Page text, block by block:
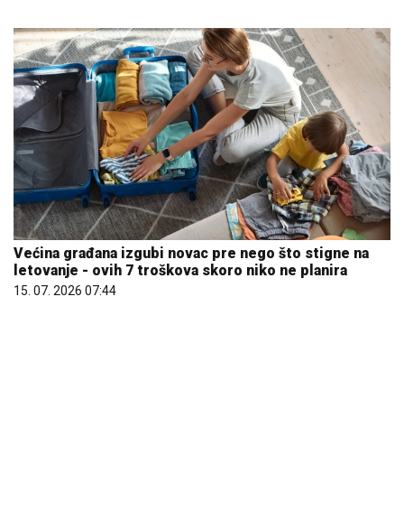
Većina građana izgubi novac pre nego što stigne na
letovanje - ovih 7 troškova skoro niko ne planira
15. 07. 2026 07:44